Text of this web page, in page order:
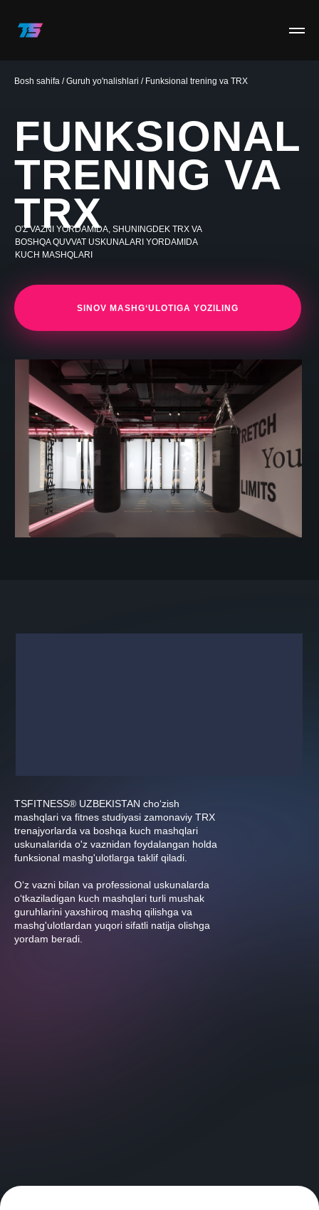
SINOV MASHG‘ULOTIGA YOZILING
O'Z VAZNI YORDAMIDA, SHUNINGDEK TRX VA
BOSHQA QUVVAT USKUNALARI YORDAMIDA
KUCH MASHQLARI
FUNKSIONAL
TRENING VA
TRX
Bosh sahifa / Guruh yo'nalishlari / Funksional trening va TRX
TSFITNESS® UZBEKISTAN cho‘zish
mashqlari va fitnes studiyasi zamonaviy TRX
trenajyorlarda va boshqa kuch mashqlari
uskunalarida o'z vaznidan foydalangan holda
funksional mashg'ulotlarga taklif qiladi.
O‘z vazni bilan va professional uskunalarda
o‘tkaziladigan kuch mashqlari turli mushak
guruhlarini yaxshiroq mashq qilishga va
mashg'ulotlardan yuqori sifatli natija olishga
yordam beradi.